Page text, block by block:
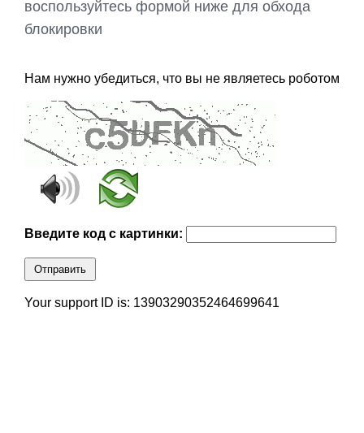
воспользуйтесь формой ниже для обхода
блокировки
Нам нужно убедиться, что вы не являетесь роботом
Введите код с картинки:
Отправить
Your support ID is: 13903290352464699641